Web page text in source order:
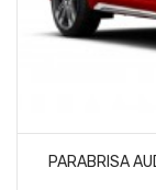
PARABRISA